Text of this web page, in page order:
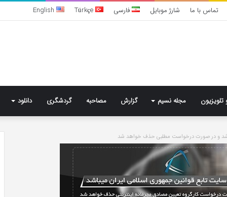
تماس با ما شارژ موبایل فارسی Türkçe
English
تلویزیون مجله نسیم گزارش مصاحبه گردشگری دانلود
و در صورت درخواست مطلبی حذف خواهد شد
سندرم
پرادر-
ویلی
چگونه